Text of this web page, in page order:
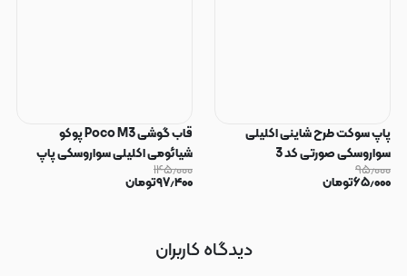
پاپ سوکت طرح شاینی اکلیلی
سواروسکی صورتی کد 3
۹۵٫۰۰۰
۶۵٫۰۰۰تومان
قاب گوشی Poco M3 پوکو
شیائومی اکلیلی سواروسکی پاپ
سوکت دار محافظ لنز دار صورتی کد
۱۴۵٫۰۰۰
۹۷٫۴۰۰تومان
دیدگاه کاربران